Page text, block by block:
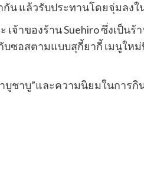
กัน แล้วรับประทานโดยจุ่มลงใ
จ้าของร้าน Suehiro ซึ่งเป็นร้
บซอสตามแบบสุกี้ยากี้ เมนูให
บูชาบู”และความนิยมในการ